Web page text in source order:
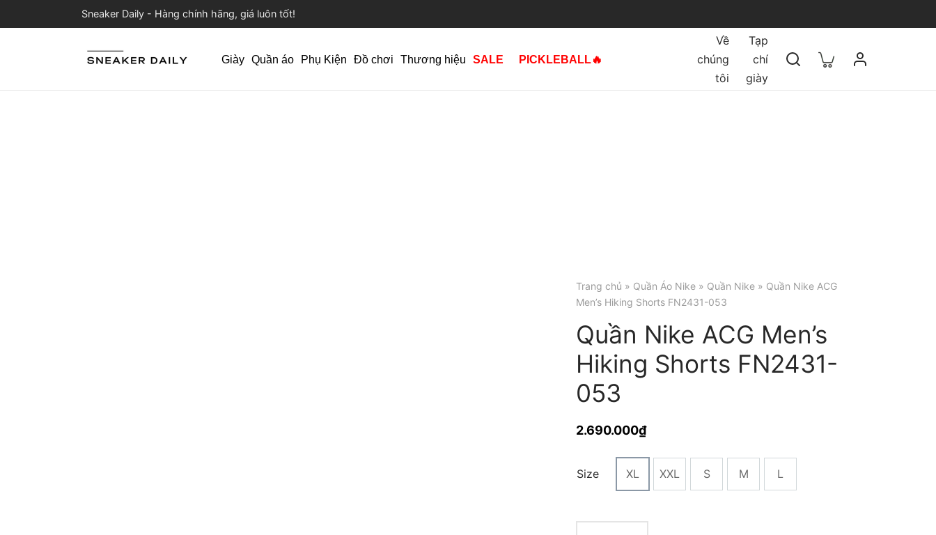
Sneaker Daily - Hàng chính hãng, giá luôn tốt!
Giày Quần áo Phụ Kiện Đồ chơi Thương hiệu SALE PICKLEBALL🔥
Về
chúng
tôi
Tạp
chí
giày
Trang chủ » Quần Áo Nike » Quần Nike » Quần Nike ACG
Men’s Hiking Shorts FN2431-053
Quần Nike ACG Men’s
Hiking Shorts FN2431-
053
2.690.000₫
Size XL XXL S M L